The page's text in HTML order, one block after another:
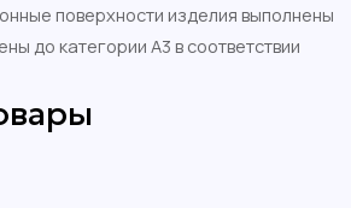
поверхности изделия выполнены
до категории А3 в соответствии